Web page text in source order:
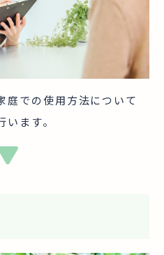
庭での使用方法について
ます。